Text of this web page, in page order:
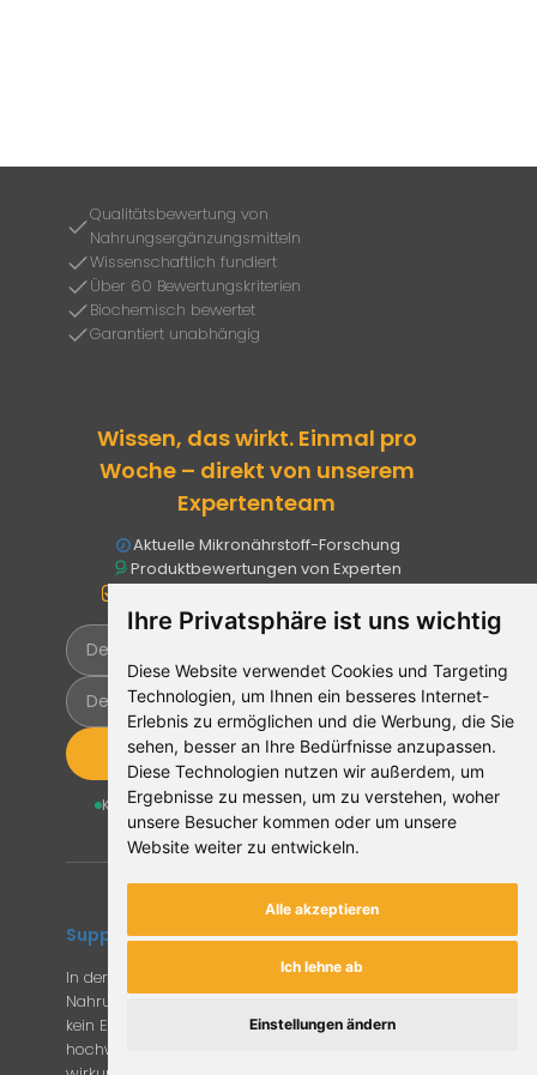
Ihre Privatsphäre ist uns wichtig
Diese Website verwendet Cookies und Targeting
Technologien, um Ihnen ein besseres Internet-
Erlebnis zu ermöglichen und die Werbung, die Sie
sehen, besser an Ihre Bedürfnisse anzupassen.
Diese Technologien nutzen wir außerdem, um
Ergebnisse zu messen, um zu verstehen, woher
unsere Besucher kommen oder um unsere
Website weiter zu entwickeln.
Alle akzeptieren
Ich lehne ab
Einstellungen ändern
Qualitätsbewertung von
Nahrungsergänzungsmitteln
Wissenschaftlich fundiert
Über 60 Bewertungskriterien
Biochemisch bewertet
Garantiert unabhängig
Wissen, das wirkt. Einmal pro
Woche – direkt von unserem
Expertenteam
Aktuelle Mikronährstoff-Forschung
Produktbewertungen von Experten
Jetzt anmelden
Kostenlos & wöchentlich Kein Datenverkauf
Jederzeit abmeldbar
Supplemento
In der EU sind unzählig viele Mikronährstoffe in
Nahrungsergänzungsmitteln zugelassen. Sofern du
kein Experte bist, ist es nahezu unmöglich qualitativ
hochwertige Produkte von minderwertigen und